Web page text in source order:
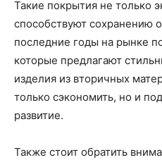
Такие покрытия не только
способствуют сохранению
последние годы на рынке
которые предлагают
изделия из вторичных
только сэкономить, но и
развитие.
Также стоит обратить